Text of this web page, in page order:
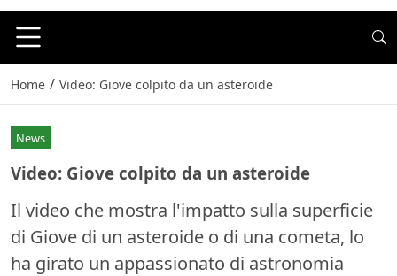
Home / Video: Giove colpito da un asteroide
News
Video: Giove colpito da un asteroide
Il video che mostra l'impatto sulla superficie
di Giove di un asteroide o di una cometa, lo
ha girato un appassionato di astronomia